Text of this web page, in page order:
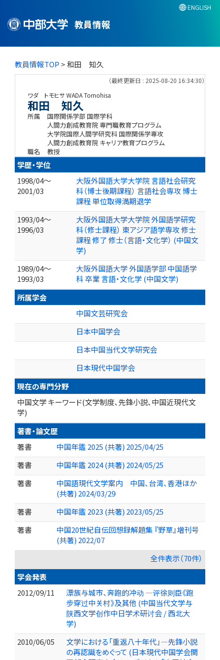
教員情報
ENGLISH
教員情報TOP > 和田 知久
（最終更新日 : 2025-08-20 16:34:30）
ワダ トモヒサWADA Tomohisa
和田 知久
所属
国際関係学部 国際学科
人間力創成教育院 専門職教育プログラム
大学院国際人間学研究科 国際関係学専攻
人間力創成教育院 キャリア教育プログラム
職名
教授
学歴・学位
1998/04～
2001/03
大阪外国語大学大学院 言語社会研究
科（博士後期課程） 言語社会専攻 博士
課程 単位取得満期退学
1993/04～
1996/03
大阪外国語大学大学院 外国語学研究
科（修士課程） 東アジア語学専攻 修士
課程 修了 修士（言語・文化学） (中国文
学)
1989/04～
1993/03
大阪外国語大学 外国語学部 中国語学
科 卒業 言語・文化学 (中国文学)
所属学会
中国文芸研究会
日本中国学会
日本中国当代文学研究会
日本現代中国学会
現在の専門分野
中国文学 キーワード(文学制度、先鋒小説、中国近現代文
学)
著書・論文歴
著書
中国年鑑 2025 (共著) 2025/04/25
著書
中国年鑑 2024 (共著) 2024/05/25
著書
中国語現代文学案内 中国、台湾、香港ほか
(共著) 2024/03/29
著書
中国年鑑 2023 (共著) 2023/05/25
著書
中国20世紀自伝回想録解題集 『野草』増刊号
(共著) 2022/07
全件表示（70件）
学会発表
2012/09/11
漂族与城市、奔跑的冲动 ―评徐则臣《跑
步穿过中关村》及其他 (中国当代文学与
陕西文学创作中日学术研讨会 / 西北大
学)
2010/06/05
文学における「重返八十年代」―先鋒小説
の再認識をめぐって (日本現代中国学会関